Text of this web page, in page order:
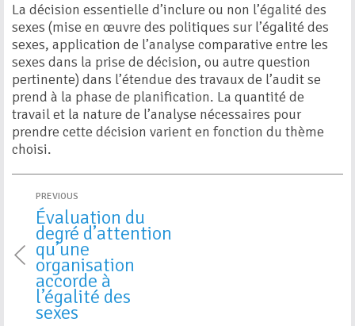
La décision essentielle d’inclure ou non l’égalité des
sexes (mise en œuvre des politiques sur l’égalité des
sexes, application de l’analyse comparative entre les
sexes dans la prise de décision, ou autre question
pertinente) dans l’étendue des travaux de l’audit se
prend à la phase de planification. La quantité de
travail et la nature de l’analyse nécessaires pour
prendre cette décision varient en fonction du thème
choisi.
PREVIOUS
Évaluation du
degré d’attention
qu’une
organisation
accorde à
l’égalité des
sexes